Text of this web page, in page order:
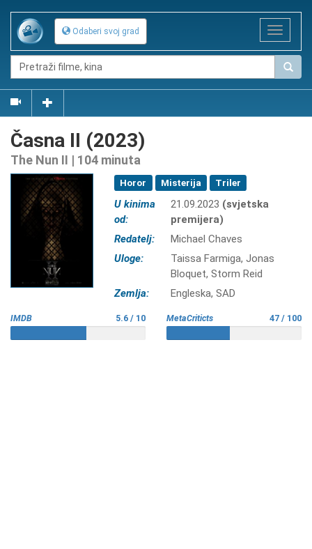
Toggle
Odaberi svoj grad
Časna II (2023)
The Nun II | 104 minuta
Horor Misterija Triler
U kinima
od:
21.09.2023 (svjetska
premijera)
Redatelj:
Michael Chaves
Uloge:
Taissa Farmiga, Jonas
Bloquet, Storm Reid
Zemlja:
Engleska, SAD
IMDB 5.6 / 10 MetaCriticts 47 / 100